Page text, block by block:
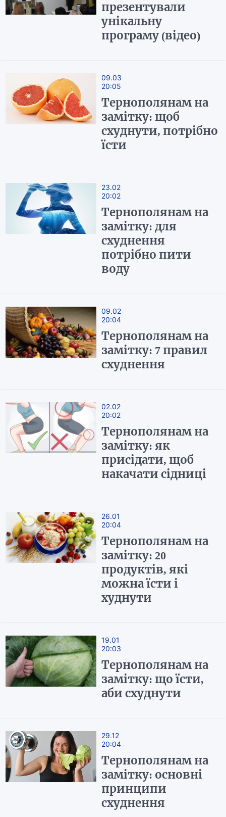
презентували
унікальну
програму (відео)
09.03
20:05
Тернополянам на
замітку: щоб
схуднути, потрібно
їсти
23.02
20:02
Тернополянам на
замітку: для
схуднення
потрібно пити
воду
09.02
20:04
Тернополянам на
замітку: 7 правил
схуднення
02.02
20:02
Тернополянам на
замітку: як
присідати, щоб
накачати сідниці
26.01
20:04
Тернополянам на
замітку: 20
продуктів, які
можна їсти і
худнути
19.01
20:03
Тернополянам на
замітку: що їсти,
аби схуднути
29.12
20:04
Тернополянам на
замітку: основні
принципи
схуднення